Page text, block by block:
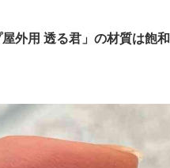
外用 透る君」の材質は飽